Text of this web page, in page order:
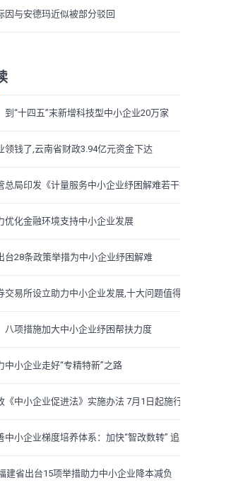
因与安德玛近似被部分驳回
到“十四五”末新增科技型中小企业20万家
领钱了,云南省财政3.94亿元资金下达
总局印发《计量服务中小企业纾困解难若干措施》
优化金融环境支持中小企业发展
台28条政策举措为中小企业纾困解难
交易所设立助力中小企业发展,十大问题值得关注
八项措施加大中小企业纾困帮扶力度
中小企业走好“专精特新”之路
《中小企业促进法》实施办法 7月1日起施行
中小企业梯度培养体系：加快“智改数转” 追求“专精特新
建省出台15项举措助力中小企业降本减负